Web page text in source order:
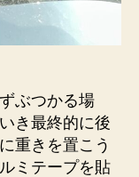
ぶつかる場
き最終的に後
重きを置こう
ミテープを貼